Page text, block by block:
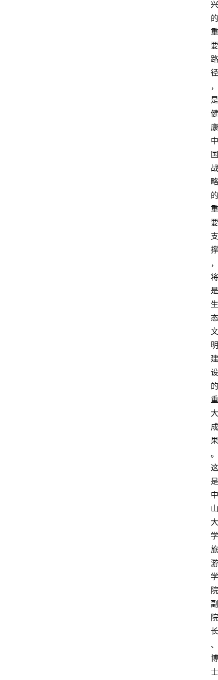
兴
的
重
要
路
径
，
是
健
康
中
国
战
略
的
重
要
支
撑
，
将
是
生
态
文
明
建
设
的
重
大
成
果
。
这
是
中
山
大
学
旅
游
学
院
副
院
长
、
博
士